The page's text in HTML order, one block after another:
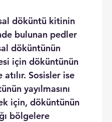
döküntü kitinin
bulunan pedler
döküntünün
için döküntünün
atılır. Sosisler ise
yayılmasını
için, döküntünün
bölgelere